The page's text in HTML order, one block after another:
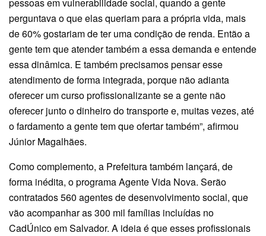
pessoas em vulnerabilidade social, quando a gente
perguntava o que elas queriam para a própria vida, mais
de 60% gostariam de ter uma condição de renda. Então a
gente tem que atender também a essa demanda e entende
essa dinâmica. E também precisamos pensar esse
atendimento de forma integrada, porque não adianta
oferecer um curso profissionalizante se a gente não
oferecer junto o dinheiro do transporte e, muitas vezes, até
o fardamento a gente tem que ofertar também”, afirmou
Júnior Magalhães.
Como complemento, a Prefeitura também lançará, de
forma inédita, o programa Agente Vida Nova. Serão
contratados 560 agentes de desenvolvimento social, que
vão acompanhar as 300 mil famílias incluídas no
CadÚnico em Salvador. A ideia é que esses profissionais